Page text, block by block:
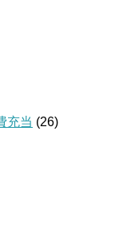
充当 (26)